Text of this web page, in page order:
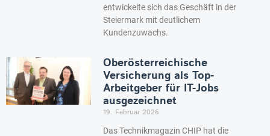
entwickelte sich das Geschäft in der
Steiermark mit deutlichem
Kundenzuwachs.
Oberösterreichische
Versicherung als Top-
Arbeitgeber für IT-Jobs
ausgezeichnet
19. Februar 2026
Das Technikmagazin CHIP hat die